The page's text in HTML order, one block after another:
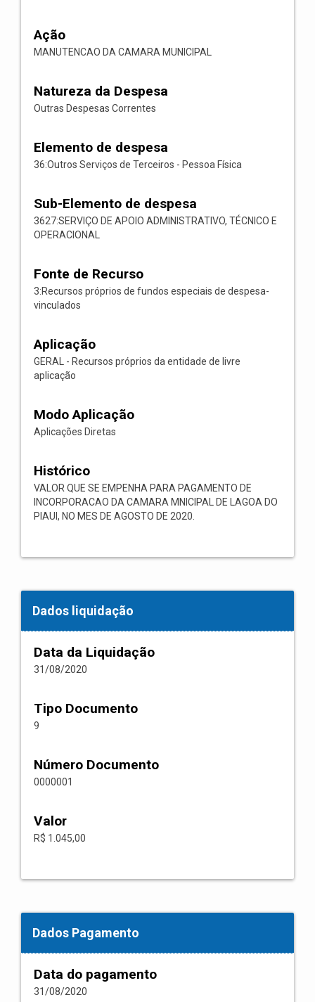
Ação
MANUTENCAO DA CAMARA MUNICIPAL
Natureza da Despesa
Outras Despesas Correntes
Elemento de despesa
36:Outros Serviços de Terceiros - Pessoa Física
Sub-Elemento de despesa
3627:SERVIÇO DE APOIO ADMINISTRATIVO, TÉCNICO E
OPERACIONAL
Fonte de Recurso
3:Recursos próprios de fundos especiais de despesa-
vinculados
Aplicação
GERAL - Recursos próprios da entidade de livre
aplicação
Modo Aplicação
Aplicações Diretas
Histórico
VALOR QUE SE EMPENHA PARA PAGAMENTO DE
INCORPORACAO DA CAMARA MNICIPAL DE LAGOA DO
PIAUI, NO MES DE AGOSTO DE 2020.
Dados liquidação
Data da Liquidação
31/08/2020
Tipo Documento
9
Número Documento
0000001
Valor
R$ 1.045,00
Dados Pagamento
Data do pagamento
31/08/2020